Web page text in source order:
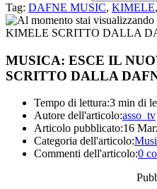
Tag: DAFNE MUSIC, KIMELE,
MUSICA: ESCE IL
SCRITTO DALLA
Tempo di lettura:3 min di
Autore dell'articolo:asso_tv
Articolo pubblicato:16
Categoria dell'articolo:
Commenti dell'articolo:0